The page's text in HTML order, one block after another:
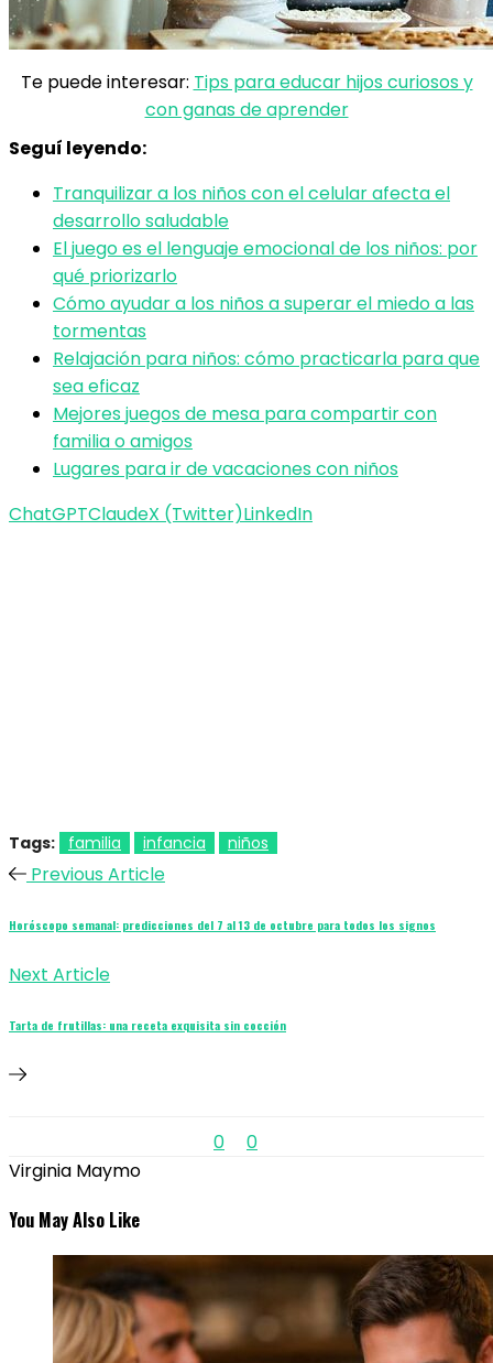
Te puede interesar: Tips para educar hijos curiosos y
con ganas de aprender
Seguí leyendo:
Tranquilizar a los niños con el celular afecta el
desarrollo saludable
El juego es el lenguaje emocional de los niños: por
qué priorizarlo
Cómo ayudar a los niños a superar el miedo a las
tormentas
Relajación para niños: cómo practicarla para que
sea eficaz
Mejores juegos de mesa para compartir con
familia o amigos
Lugares para ir de vacaciones con niños
ChatGPTClaudeX (Twitter)LinkedIn
Tags: familia infancia niños
Previous Article
Horóscopo semanal: predicciones del 7 al 13 de octubre para todos los signos
Next Article
Tarta de frutillas: una receta exquisita sin cocción
0
0
Virginia Maymo
You May Also Like